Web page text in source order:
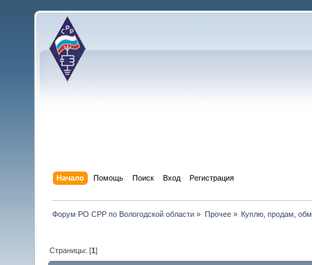
Начало Помощь Поиск Вход Регистрация
Форум РО СРР по Вологодской области » Прочее» Куплю, продам,
Страницы: [1]